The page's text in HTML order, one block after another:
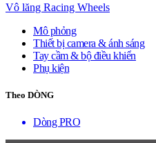
Vô lăng Racing Wheels
Mô phỏng
Thiết bị camera & ánh sáng
Tay cầm & bộ điều khiển
Phụ kiện
Theo DÒNG
Dòng PRO